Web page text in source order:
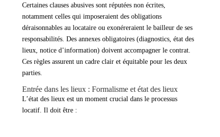
Certaines clauses abusives sont réputées non écrites,
notamment celles qui imposeraient des obligations
déraisonnables au locataire ou exonéreraient le bailleur de ses
responsabilités. Des annexes obligatoires (diagnostics, état des
lieux, notice d’information) doivent accompagner le contrat.
Ces règles assurent un cadre clair et équitable pour les deux
parties.
Entrée dans les lieux : Formalisme et état des lieux
L’état des lieux est un moment crucial dans le processus
locatif. Il doit être :